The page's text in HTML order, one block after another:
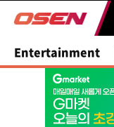
Entertainment